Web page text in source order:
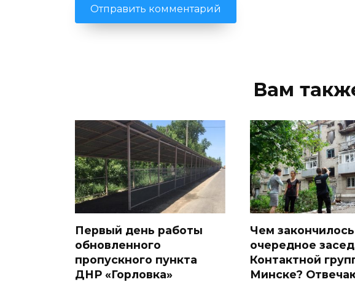
Вам
Первый день работы
обновленного
пропускного пункта
ДНР «Горловка»
Чем закончилось
очередное
Контактной
Минске?